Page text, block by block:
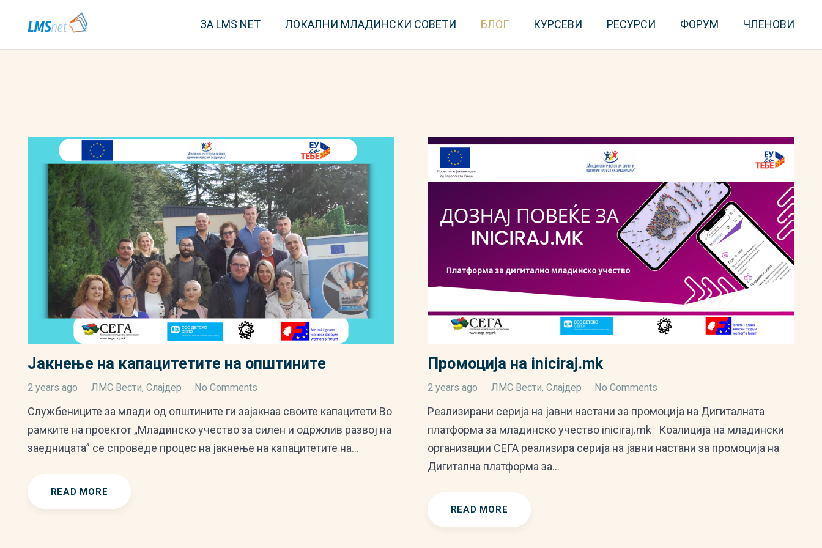
ЗА LMS NET ЛОКАЛНИ МЛАДИНСКИ СОВЕТИ БЛОГ КУРСЕВИ РЕСУРСИ ФОРУМ ЧЛЕНОВИ
Јакнење на капацитетите на општините
2 years ago ЛМС Вести, Слајдер No Comments
Службениците за млади од општините ги зајакнаа своите капацитети Во
рамките на проектот „Младинско учество за силен и одржлив развој на
заедницата” се спроведе процес на јакнење на капацитетите на…
READ MORE
Промоција на iniciraj.mk
2 years ago ЛМС Вести, Слајдер No Comments
Реализирани серија на јавни настани за промоција на Дигиталната
платформа за младинско учество iniciraj.mk Коалиција на младински
организации СЕГА реализира серија на јавни настани за промоција на
Дигитална платформа за…
READ MORE